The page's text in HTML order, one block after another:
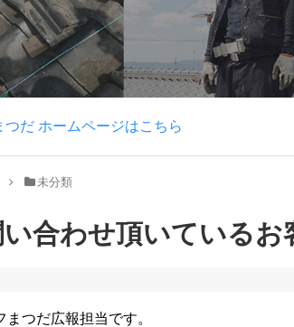
つだ ホームページはこちら
未分類
合わせ頂いているお
まつだ広報担当です。